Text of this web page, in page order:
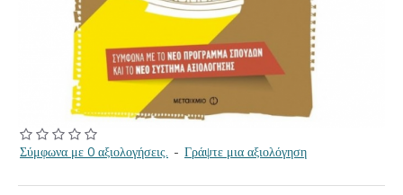
Σύμφωνα με 0 αξιολογήσεις. - Γράψτε μια αξιολόγηση